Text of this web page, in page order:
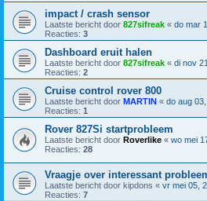
impact / crash sensor
Laatste bericht door 827sifreak « do mar
Reacties: 3
Dashboard eruit halen
Laatste bericht door 827sifreak « di nov
Reacties: 2
Cruise control rover 800
Laatste bericht door MARTIN « do aug
Reacties: 1
Rover 827Si startprobleem
Laatste bericht door Roverlike « wo mei
Reacties: 28
Vraagje over interessant
Laatste bericht door kipdons « vr mei 05,
Reacties: 7